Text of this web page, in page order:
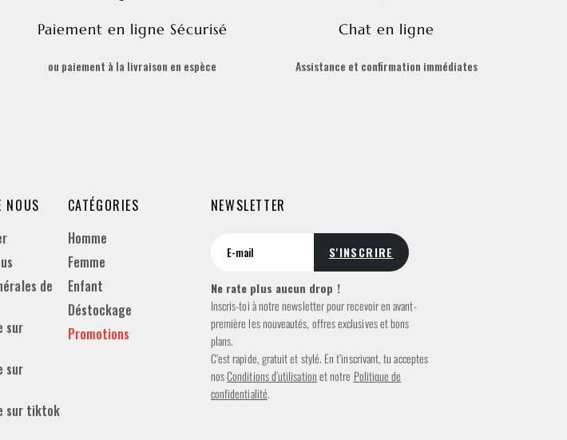
Paiement en ligne Sécurisé
ou paiement à la livraison en espèce
Chat en ligne
Assistance et confirmation immédiates
NOUS
de
sur
sur
sur tiktok
CATÉGORIES
Homme
Femme
Enfant
Déstockage
Promotions
NEWSLETTER
Ne rate plus aucun drop !
Inscris-toi à notre newsletter pour recevoir en avant-
première les nouveautés, offres exclusives et bons
plans.
C’est rapide, gratuit et stylé. En t’inscrivant, tu acceptes
nosConditions d’utilisationet notre Politique de
confidentialité.